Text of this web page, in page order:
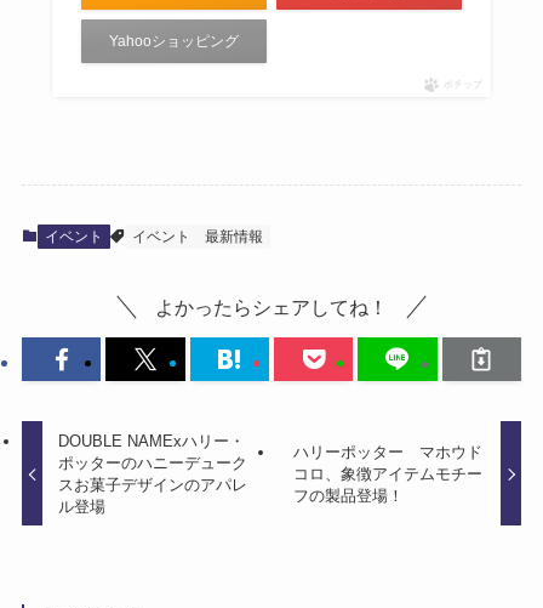
Yahooショッピング
ポチップ
イベント イベント 最新情報
よかったらシェアしてね！
DOUBLE NAMExハリー・
ポッターのハニーデューク
スお菓子デザインのアパレ
ル登場
ハリーポッター マホウド
コロ、象徴アイテムモチー
フの製品登場！